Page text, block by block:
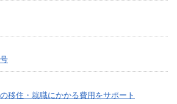
移住・就職にかかる費用をサポート